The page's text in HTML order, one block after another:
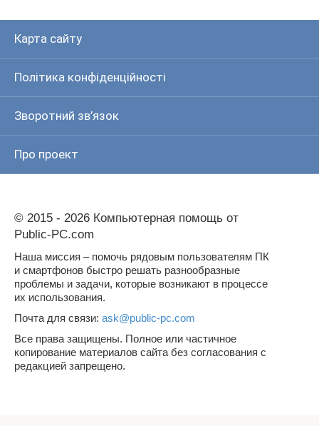
Карта сайту
Політика конфіденційності
Зворотний зв’язок
Про проект
© 2015 - 2026 Компьютерная помощь от
Public-PC.com
Наша миссия – помочь рядовым пользователям ПК
и смартфонов быстро решать разнообразные
проблемы и задачи, которые возникают в процессе
их использования.
Почта для связи: ask@public-pc.com
Все права защищены. Полное или частичное
копирование материалов сайта без согласования с
редакцией запрещено.